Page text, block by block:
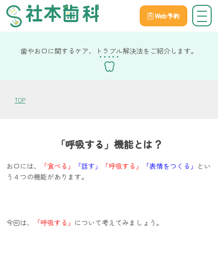
Web予約
院長社本の健康コラム
歯やお口に関するケア、トラブル解決法をご紹介します。
TOP
「呼吸する」機能とは？
お口には、 「食べる」 「話す」 「呼吸する」 「表情をつくる」 とい
う４つの機能があります。
今回は、 「呼吸する」 について考えてみましょう。